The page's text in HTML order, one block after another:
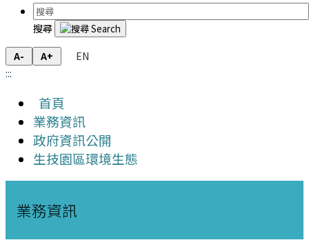
搜尋
A- A+
EN
:::
首頁
業務資訊
政府資訊公開
生技園區環境生態
業務資訊